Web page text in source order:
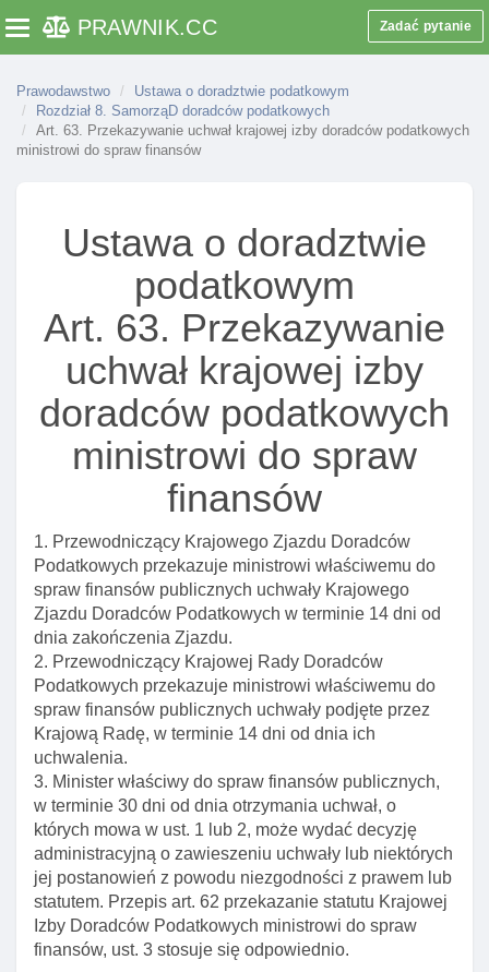
Toggle navigation
PRAWNIK.CC Zadać pytanie
Prawodawstwo
Ustawa o doradztwie podatkowym
Rozdział 8. SamorząD doradców podatkowych
Art. 63. Przekazywanie uchwał krajowej izby doradców podatkowych
ministrowi do spraw finansów
Ustawa o doradztwie
podatkowym
Art. 63. Przekazywanie
uchwał krajowej izby
doradców podatkowych
ministrowi do spraw
finansów
1. Przewodniczący Krajowego Zjazdu Doradców
Podatkowych przekazuje ministrowi właściwemu do
spraw finansów publicznych uchwały Krajowego
Zjazdu Doradców Podatkowych w terminie 14 dni od
dnia zakończenia Zjazdu.
2. Przewodniczący Krajowej Rady Doradców
Podatkowych przekazuje ministrowi właściwemu do
spraw finansów publicznych uchwały podjęte przez
Krajową Radę, w terminie 14 dni od dnia ich
uchwalenia.
3. Minister właściwy do spraw finansów publicznych,
w terminie 30 dni od dnia otrzymania uchwał, o
których mowa w ust. 1 lub 2, może wydać decyzję
administracyjną o zawieszeniu uchwały lub niektórych
jej postanowień z powodu niezgodności z prawem lub
statutem. Przepis art. 62 przekazanie statutu Krajowej
Izby Doradców Podatkowych ministrowi do spraw
finansów, ust. 3 stosuje się odpowiednio.
doradztwa na rzecz osób, których sprawy rozstrzygał
Art. 34. Zawiadomienie o zamiarze nie wykonywania
zawodu
Art. 37. Obowiązek zachowania tajemnicy
Art. 37a. Wolność słowa I pisma przy wykonywaniu
czynnośCI zawodowych
Art. 38. Zakaz reklamowania usług doradcy
Art. 39. Obowiązek przechowywania kopii
udzielanych opinii, raportów I wystąpień
Art. 40. Obowiązek umieszczania firmy na pismach
urzędowych
Art. 41. Pełnomocnik w postępowaniu przed
organami administracji publicznej
Art. 41a. Umowa z klientem jako podstawa
wynagrodzenia doradcy
Art. 41b. Ponoszenie kosztów pomocy prawnej przez
skarb państwa
Rozdział 7. Odpowiedzialność za szkodę
Art. 43. Odpowiedzialność za szkodę powstałą przy
wykonywaniu czynnośCI
Art. 44. Ubezpieczenie od odpowiedzialnośCI
cywilnej
Art. 44a. Umowa ubezpieczenia uzupełniającego
Art. 44b. Skutek niedopełnienia obowiązku
ubezpieczenia
Art. 45. Odpowiednie stosowanie przepisów
podmiotów zatrudniających doradców podatkowych
Art. 46. Rozporządzenie w sprawie zakresu